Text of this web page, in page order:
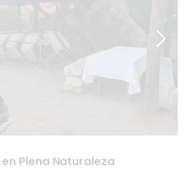
en Plena Naturaleza